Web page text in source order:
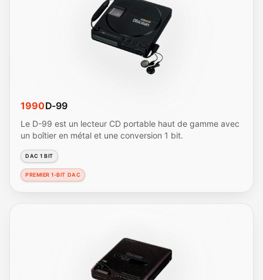
1990D-99
Le D-99 est un lecteur CD portable haut de gamme avec
un boîtier en métal et une conversion 1 bit.
DAC 1 BIT
PREMIER 1-BIT DAC